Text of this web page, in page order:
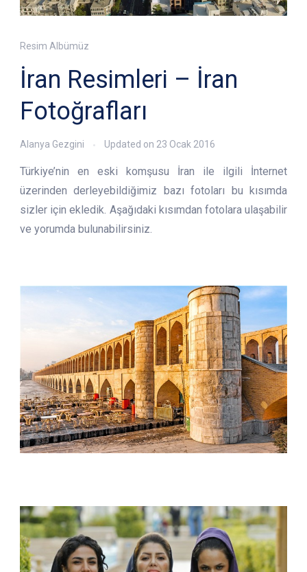
Resim Albümüz
İran Resimleri – İran
Fotoğrafları
Alanya Gezgini Updated on 23 Ocak 2016
Türkiye’nin en eski komşusu İran ile ilgili İnternet
üzerinden derleyebildiğimiz bazı fotoları bu kısımda
sizler için ekledik. Aşağıdaki kısımdan fotolara ulaşabilir
ve yorumda bulunabilirsiniz.